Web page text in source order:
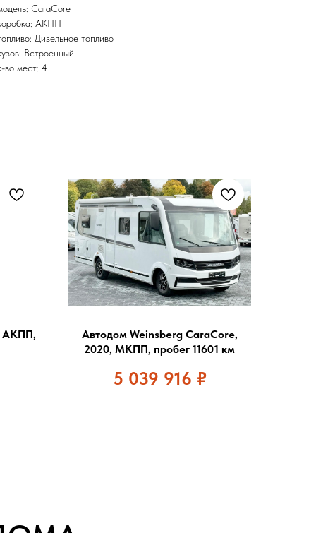
CaraCore
АКПП
Дизельное топливо
Встроенный
во мест: 4
АКПП,
Автодом Weinsberg CaraCore,
2020, МКПП, пробег 11601 км
5 039 916 ₽